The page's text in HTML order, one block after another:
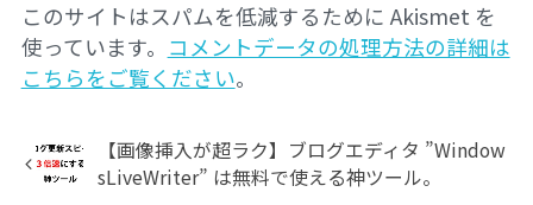
このサイトはスパムを低減するために Akismet を
使っています。 コメントデータの処理方法の詳細は
こちらをご覧ください。
【画像挿入が超ラク】ブログエディタ ”Window
sLiveWriter” は無料で使える神ツール。